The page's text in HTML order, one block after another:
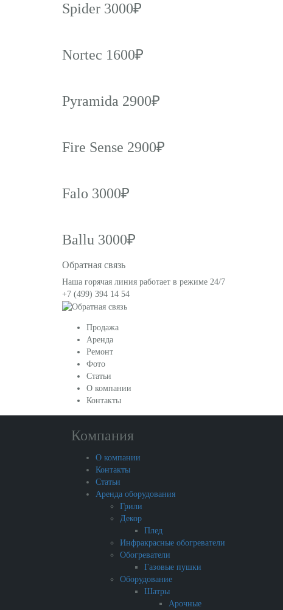
Spider 3000₽
Nortec 1600₽
Pyramida 2900₽
Fire Sense 2900₽
Falo 3000₽
Ballu 3000₽
Обратная связь
Наша горячая линия работает в режиме 24/7
+7 (499) 394 14 54
Продажа
Аренда
Ремонт
Фото
Статьи
О компании
Контакты
Компания
О компании
Контакты
Статьи
Аренда оборудования
Грили
Декор
Плед
Инфракрасные обогреватели
Обогреватели
Газовые пушки
Оборудование
Шатры
Арочные